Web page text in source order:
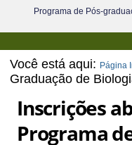
Programa de Pós-
Você está aqui: Página
Graduação de
Inscrições
Programa